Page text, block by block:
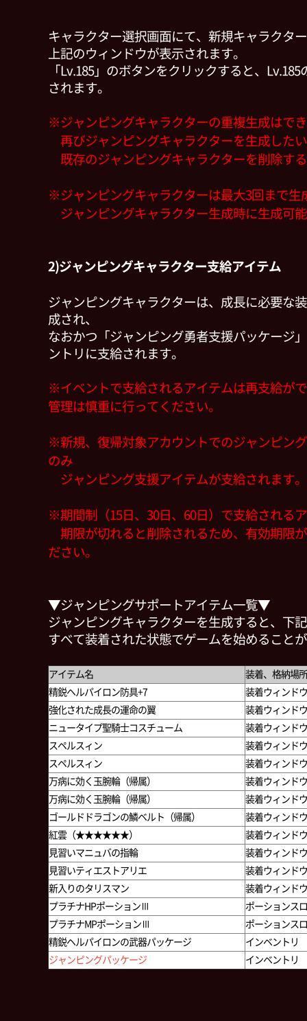
キャラクター選択画面にて、新規キャラクタ
上記のウィンドウが表示されます。
「Lv.185」のボタンをクリックすると、
されます。
※ジャンピングキャラクターの重複生成はで
再びジャンピングキャラクターを生成した
既存のジャンピングキャラクターを削除す
※ジャンピングキャラクターは最大3回まで生
ジャンピングキャラクター生成時に生成可
2)ジャンピングキャラクター支給アイテム
ジャンピングキャラクターは、成長に必要な
成され、
なおかつ「ジャンピング勇者支援パッケージ
ントリに支給されます。
※イベントで支給されるアイテムは再支給が
管理は慎重に行ってください。
※新規、復帰対象アカウントでのジャンピン
のみ
ジャンピング支援アイテムが支給されます。
※期間制（15日、30日、60日）で支給される
期限が切れると削除されるため、 有効期限
ださい。
▼ジャンピングサポートアイテム一覧▼
ジャンピングキャラクターを生成すると、下
すべて装着された状態でゲームを始めること
アイテム名
装着、格納場
精鋭ヘルパイロン防具+7
装着ウィンドウ
強化された成長の運命の翼
装着ウィンド
ニュータイプ聖騎士コスチューム
装着ウィンドウ
スペルスィン
装着ウィンドウ
スペルスィン
装着ウィンドウ
万病に効く玉腕輪（帰属）
装着ウィンドウ
万病に効く玉腕輪（帰属）
装着ウィンドウ
ゴールドドラゴンの鱗ベルト（帰属）
装着ウィンドウ
紅雲（★★★★★★）
装着ウィンドウ
見習いマニュバの指輪
装着ウィンドウ
見習いティエストアリエ
装着ウィンドウ
新入りのタリスマン
装着ウィンドウ
プラチナHPポーションⅢ
ポーションス
プラチナMPポーションⅢ
ポーションス
精鋭ヘルパイロンの武器パッケージ
インベントリ
ジャンピングパッケージ
インベントリ